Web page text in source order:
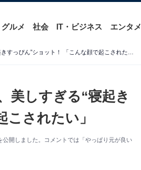
グルメ 社会 IT・ビジネス エンタメ
「シミ一つない」39歳・真木よう子、美しすぎる“寝起きすっぴん”ショット！ 「こんな顔で起こされたい」
美しすぎる“寝起き
されたい」
開しました。コメントでは「やっぱり元が良い